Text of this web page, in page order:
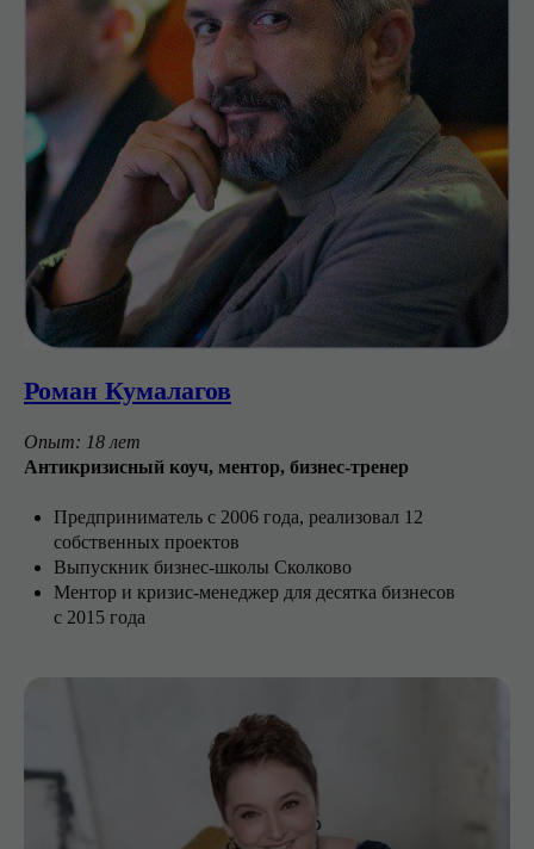
Роман Кумалагов
Опыт: 18 лет
Антикризисный коуч, ментор, бизнес-тренер
Предприниматель с 2006 года, реализовал 12
собственных проектов
Выпускник бизнес-школы Сколково
Ментор и кризис-менеджер для десятка бизнесов
с 2015 года